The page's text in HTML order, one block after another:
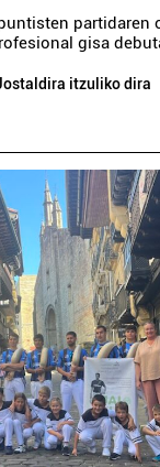
partidaren
gisa
itzuliko dira